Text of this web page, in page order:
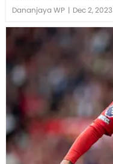
Dananjaya WP | Dec 2, 2023